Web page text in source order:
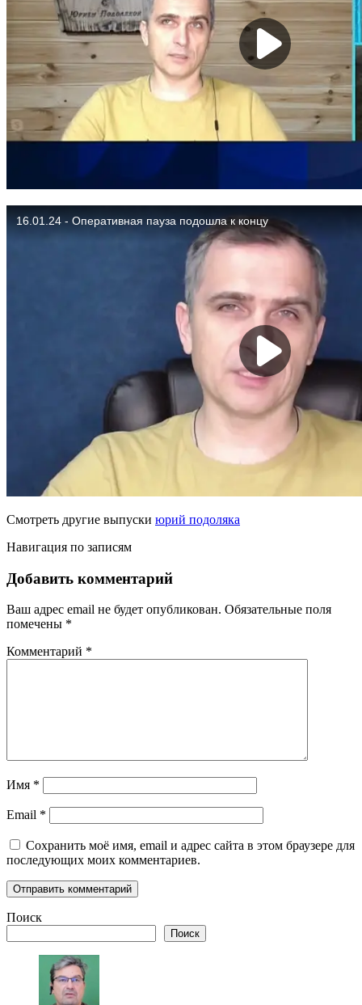
Смотреть другие выпуски юрий подоляка
Навигация по записям
Добавить комментарий
Ваш адрес email не будет опубликован. Обязательные поля
помечены *
Комментарий *
Имя *
Email *
Сохранить моё имя, email и адрес сайта в этом браузере для
последующих моих комментариев.
Поиск
Поиск